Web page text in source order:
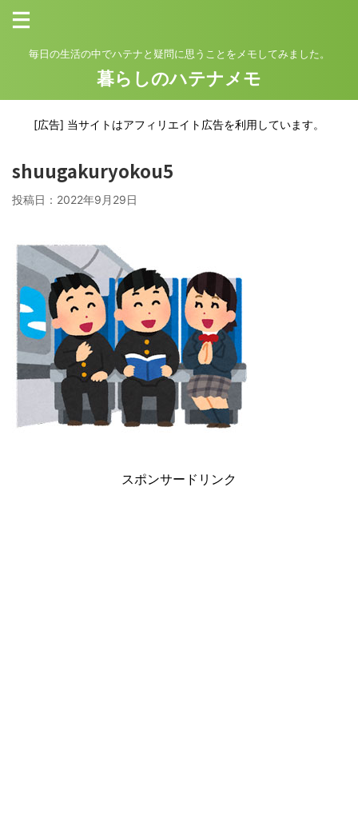
毎日の生活の中でハテナと疑問に思うことをメモしてみました。
暮らしのハテナメモ
[広告] 当サイトはアフィリエイト広告を利用しています。
shuugakuryokou5
投稿日： 2022年9月29日
スポンサードリンク